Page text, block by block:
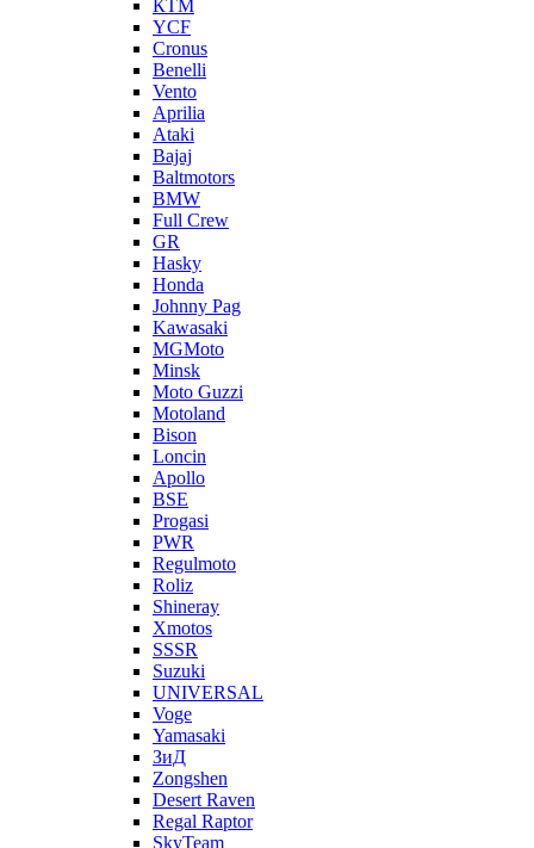
КТМ
YCF
Cronus
Benelli
Vento
Aprilia
Ataki
Bajaj
Baltmotors
BMW
Full Crew
GR
Hasky
Honda
Johnny Pag
Kawasaki
MGMoto
Minsk
Moto Guzzi
Motoland
Bison
Loncin
Apollo
BSE
Progasi
PWR
Regulmoto
Roliz
Shineray
Xmotos
SSSR
Suzuki
UNIVERSAL
Voge
Yamasaki
ЗиД
Zongshen
Desert Raven
Regal Raptor
SkyTeam